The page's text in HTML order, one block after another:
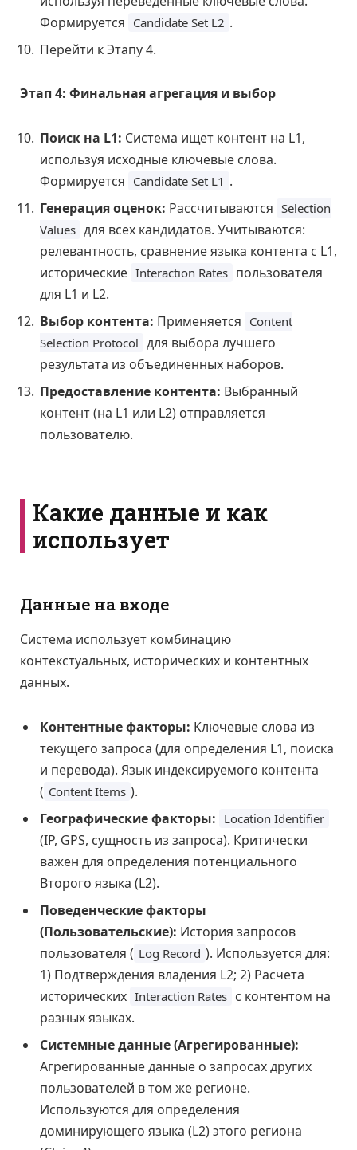
Формируется Candidate Set L2 .
Перейти к Этапу 4.
Этап 4: Финальная агрегация и выбор
Поиск на L1: Система ищет контент на L1,
используя исходные ключевые слова.
Формируется Candidate Set L1 .
Генерация оценок: Рассчитываются Selection
Values для всех кандидатов. Учитываются:
релевантность, сравнение языка контента с L1,
исторические Interaction Rates пользователя
для L1 и L2.
Выбор контента: Применяется Content
Selection Protocol для выбора лучшего
результата из объединенных наборов.
Предоставление контента: Выбранный
контент (на L1 или L2) отправляется
пользователю.
Какие данные и как
использует
Данные на входе
Система использует комбинацию
контекстуальных, исторических и контентных
данных.
Контентные факторы: Ключевые слова из
текущего запроса (для определения L1, поиска
и перевода). Язык индексируемого контента
( Content Items ).
Географические факторы: Location Identifier
(IP, GPS, сущность из запроса). Критически
важен для определения потенциального
Второго языка (L2).
Поведенческие факторы
(Пользовательские): История запросов
пользователя ( Log Record ). Используется для:
1) Подтверждения владения L2; 2) Расчета
исторических Interaction Rates с контентом на
разных языках.
Системные данные (Агрегированные):
Агрегированные данные о запросах других
пользователей в том же регионе.
Используются для определения
доминирующего языка (L2) этого региона